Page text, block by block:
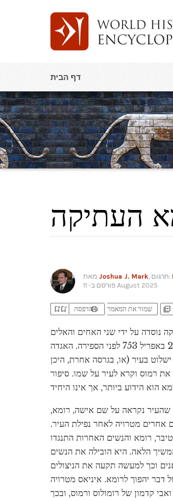
דף הבית
העתיקה
Joshua J. Mark , תרגום:
פורסם ב- 11 August 2025
bookmark_addbookmark_added שמור את המאמר printהדפסה picture_as_pdf
נוסדה על ידי שני האחים והאלים
למחצה, רומולוס ורמוס, ב-21 באפריל 753 לפני הספירה. האגדה
ישלוט בעיר (או, בגרסה אחרת, היכן
את רמוס וקרא לעיר על שמו. סיפור
שהעיר נקראה על שם אישה, רומא,
אחרים מטרויה לאחר נפילת העיר.
רומא והנשים האחרות התנגדו
הלאה. היא הובילה את הנשים
וכך למעשה תקעה את הניצולים
דבר יהפוך לרומא. איניאס מטרויה
קדמון של רומולוס ורמוס, ובכך